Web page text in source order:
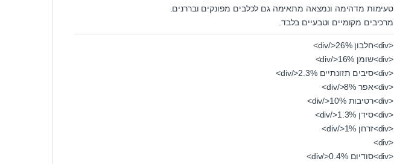
טעימות מדהימה ונמצאה מתאימה גם לכלבים מפונקים ובררנים.
מרכיבים מקומיים וטבעיים בלבד.
<div>חלבון 26%</div>
<div>שומן 16%</div>
<div>סיבים תזונתיים 2.3%</div>
<div>אפר 8%</div>
<div>רטיבות 10%</div>
<div>סידן 1.3%</div>
<div>זרחן 1%</div>
<div>
<div>סודיום 0.4%</div>